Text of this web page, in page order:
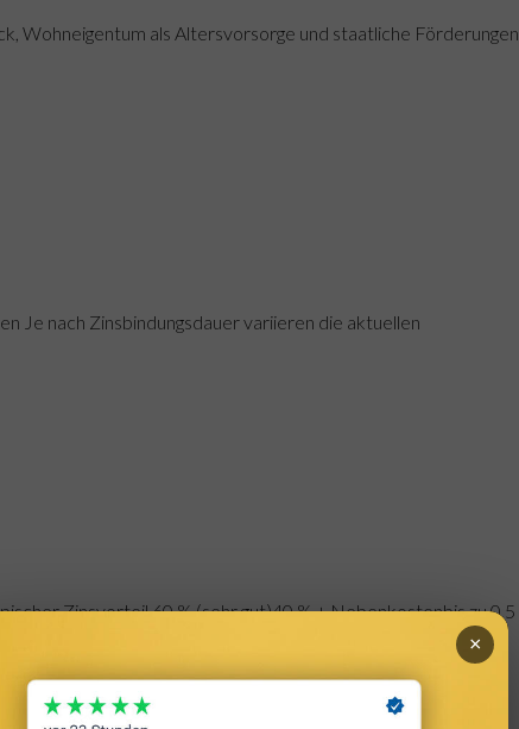
Wohneigentum als Altersvorsorge und staatliche Förderungen
Je nach Zinsbindungsdauer variieren die aktuellen
Zinsvorteil 60 % (sehr gut)40 % + Nebenkostenbis zu 0,5
×